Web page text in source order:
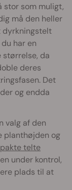
stor som muligt,
må den heller
dyrkningstelt
har en
størrelse, da
deres
Det
og endda
valg af den
og
telte
under kontrol,
plads til at